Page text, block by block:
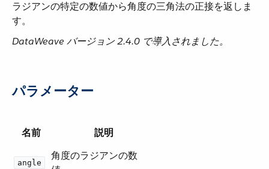
ラジアンの特定の数値から角度の三角法の正接を返しま
す。
DataWeave バージョン 2.4.0 で導入されました。
パラメーター
名前 説明
angle
角度のラジアンの数